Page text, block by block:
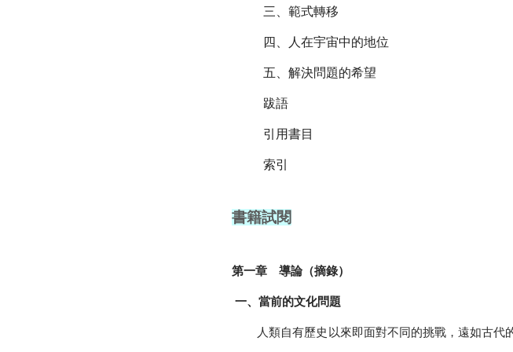
三、範式轉移
四、人在宇宙中的地位
五、解決問題的希望
跋語
引用書目
索引
書籍試閱
第一章 導論（摘錄）
一、當前的文化問題
人類自有歷史以來即面對不同的挑戰，遠如古代